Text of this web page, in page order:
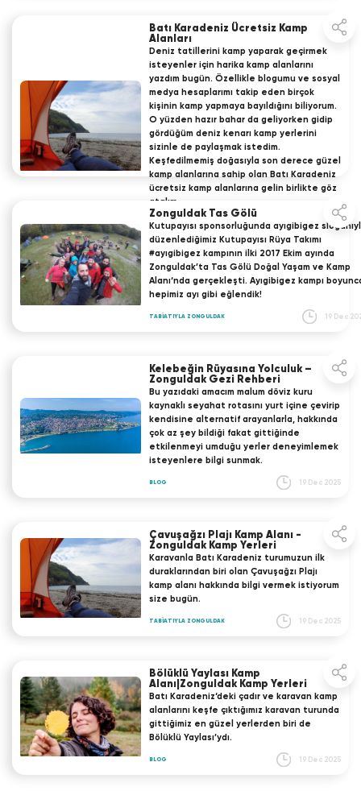
Batı Karadeniz Ücretsiz Kamp
Alanları
Deniz tatillerini kamp yaparak geçirmek
isteyenler için harika kamp alanlarını
yazdım bugün. Özellikle blogumu ve sosyal
medya hesaplarımı takip eden birçok
kişinin kamp yapmaya bayıldığını biliyorum.
O yüzden hazır bahar da geliyorken gidip
gördüğüm deniz kenarı kamp yerlerini
sizinle de paylaşmak istedim.
Keşfedilmemiş doğasıyla son derece güzel
kamp alanlarına sahip olan Batı Karadeniz
ücretsiz kamp alanlarına gelin birlikte göz
atalım.
TABİATIYLA ZONGULDAK 19 Dec 2025
Zonguldak Tas Gölü
Kutupayısı sponsorluğunda ayıgibigez
düzenlediğimiz Kutupayısı Rüya Takımı
#ayıgibigez kampının ilki 2017 Ekim ayında
Zonguldak’ta Tas Gölü Doğal Yaşam ve Kamp
Alanı‘nda gerçekleşti. Ayıgibigez kampı
hepimiz ayı gibi eğlendik!
TABİATIYLA ZONGULDAK 19 Dec
Kelebeğin Rüyasına Yolculuk –
Zonguldak Gezi Rehberi
Bu yazıdaki amacım malum döviz kuru
kaynaklı seyahat rotasını yurt içine çevirip
kendisine alternatif arayanlarla, hakkında
çok az şey bildiği fakat gittiğinde
etkilenmeyi umduğu yerler deneyimlemek
isteyenlere bilgi sunmak.
BLOG 19 Dec 2025
Çavuşağzı Plajı Kamp Alanı -
Zonguldak Kamp Yerleri
Karavanla Batı Karadeniz turumuzun ilk
duraklarından biri olan Çavuşağzı Plajı
kamp alanı hakkında bilgi vermek istiyorum
size bugün.
TABİATIYLA ZONGULDAK 19 Dec 2025
Bölüklü Yaylası Kamp
Alanı|Zonguldak Kamp Yerleri
Batı Karadeniz‘deki çadır ve karavan kamp
alanlarını keşfe çıktığımız karavan turunda
gittiğimiz en güzel yerlerden biri de
Bölüklü Yaylası’ydı.
BLOG 19 Dec 2025